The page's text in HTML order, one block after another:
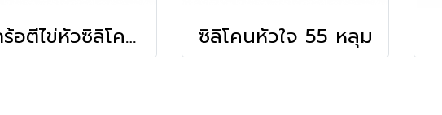
ตระกร้อตีไข่หัวซิลิโคน 10" ซิลิโคนหัวใจ 55 หลุม